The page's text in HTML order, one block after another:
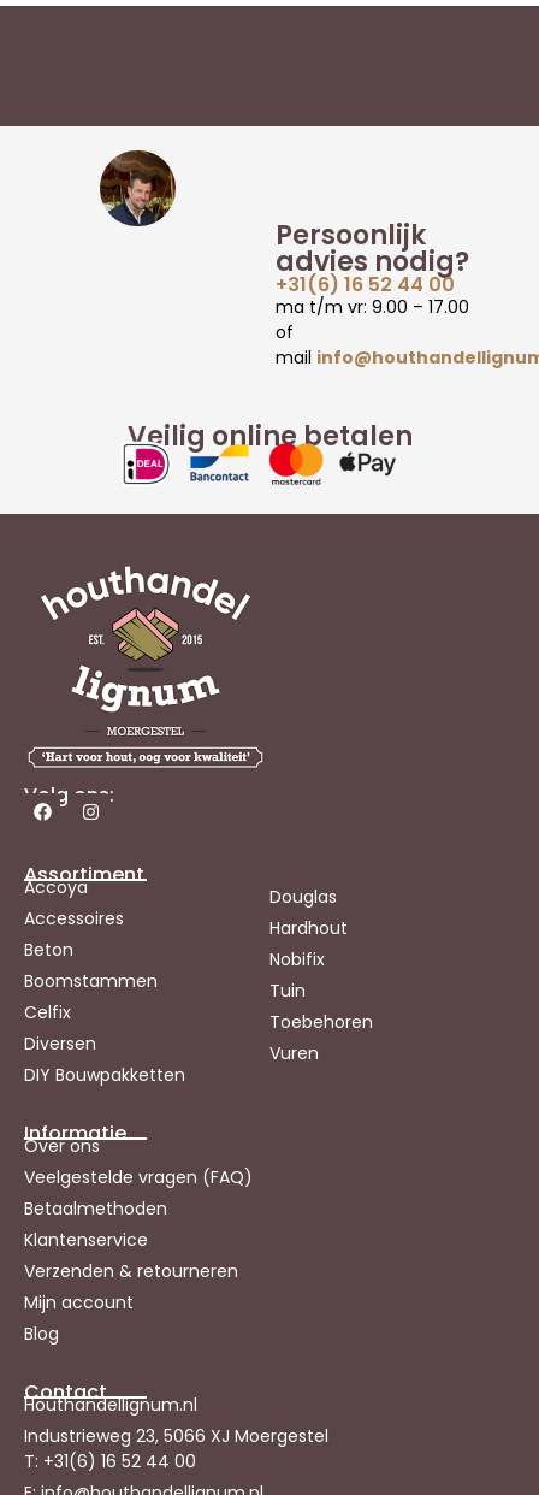
Veilig online betalen
Persoonlijk
advies nodig?
+31(6) 16 52 44 00
ma t/m vr: 9.00 – 17.00
of
mail
Volg ons:
Assortiment
Accoya
Accessoires
Beton
Boomstammen
Celfix
Diversen
DIY Bouwpakketten
Douglas
Hardhout
Nobifix
Tuin
Toebehoren
Vuren
Informatie
Over ons
Veelgestelde vragen (FAQ)
Betaalmethoden
Klantenservice
Verzenden & retourneren
Mijn account
Blog
Contact
Houthandellignum.nl
Industrieweg 23, 5066 XJ Moergestel
T: +31(6) 16 52 44 00